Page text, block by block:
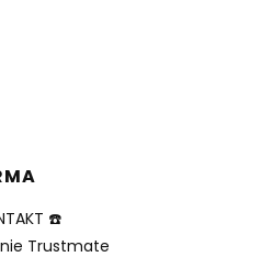
☎️
Trustmate